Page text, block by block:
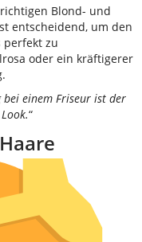
Blond- und
entscheidend, um den
perfekt zu
oder ein kräftigerer
einem Friseur ist der
“